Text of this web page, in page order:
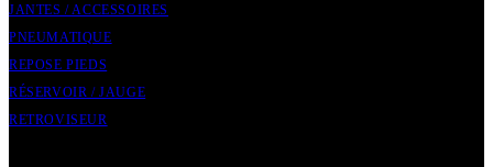
JANTES / ACCESSOIRES
PNEUMATIQUE
REPOSE PIEDS
RÉSERVOIR / JAUGE
RETROVISEUR